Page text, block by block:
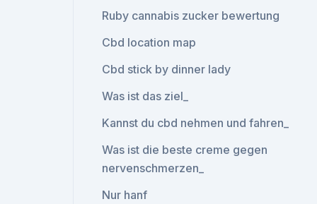
Ruby cannabis zucker bewertung
Cbd location map
Cbd stick by dinner lady
Was ist das ziel_
Kannst du cbd nehmen und fahren_
Was ist die beste creme gegen
nervenschmerzen_
Nur hanf